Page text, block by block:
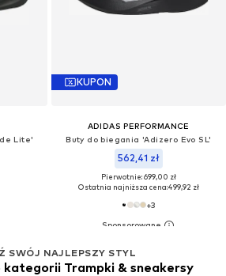
Lite'
KUPON
ADIDAS PERFORMANCE
Buty do biegania 'Adizero Evo SL'
562,41 zł
Pierwotnie: 699,00 zł
Ostatnia najniższa cena:499,92 zł
+3
SWÓJ NAJLEPSZY STYL
kategorii Trampki & sneakersy